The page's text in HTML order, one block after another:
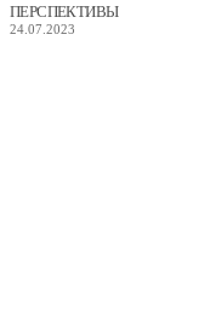
ПЕРСПЕКТИВЫ
24.07.2023